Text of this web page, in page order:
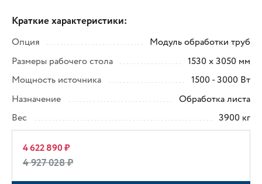
Краткие характеристики:
Опция
Модуль обработки труб
Размеры рабочего стола
1530 х 3050 мм
Мощность источника
1500 - 3000 Вт
Назначение
Обработка листа
Вес
3900 кг
4 622 890 ₽
4 927 028 ₽